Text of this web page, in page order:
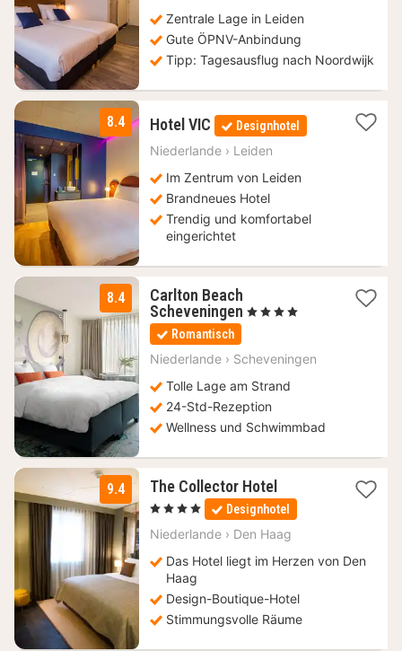
€
Zentrale Lage in Leiden
Gute ÖPNV-Anbindung
Tipp: Tagesausflug nach Noordwijk
8.4 Hotel VIC 1
Nacht
ab
€
Designhotel
Niederlande › Leiden
Im Zentrum von Leiden
Brandneues Hotel
Trendig und komfortabel
eingerichtet
8.4
Carlton Beach
Scheveningen 1
144,26
, 4 Sterne
Romantisch
Niederlande › Scheveningen
Tolle Lage am Strand
24-Std-Rezeption
Wellness und Schwimmbad
9.4 The Collector Hotel1
Nacht
ab
999
, 4 Sterne Designhotel
Niederlande › Den Haag
Das Hotel liegt im Herzen von Den
Haag
Design-Boutique-Hotel
Stimmungsvolle Räume